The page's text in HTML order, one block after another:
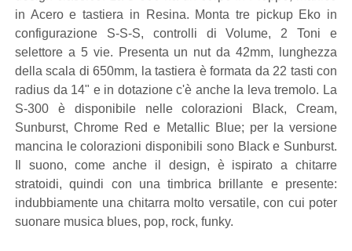
in Acero e tastiera in Resina. Monta tre pickup Eko in
configurazione S-S-S, controlli di Volume, 2 Toni e
selettore a 5 vie. Presenta un nut da 42mm, lunghezza
della scala di 650mm, la tastiera è formata da 22 tasti con
radius da 14" e in dotazione c'è anche la leva tremolo. La
S-300 è disponibile nelle colorazioni Black, Cream,
Sunburst, Chrome Red e Metallic Blue; per la versione
mancina le colorazioni disponibili sono Black e Sunburst.
Il suono, come anche il design, è ispirato a chitarre
stratoidi, quindi con una timbrica brillante e presente:
indubbiamente una chitarra molto versatile, con cui poter
suonare musica blues, pop, rock, funky.